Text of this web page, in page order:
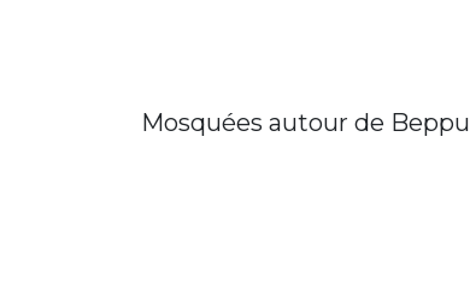
Mosquées autour de Beppu